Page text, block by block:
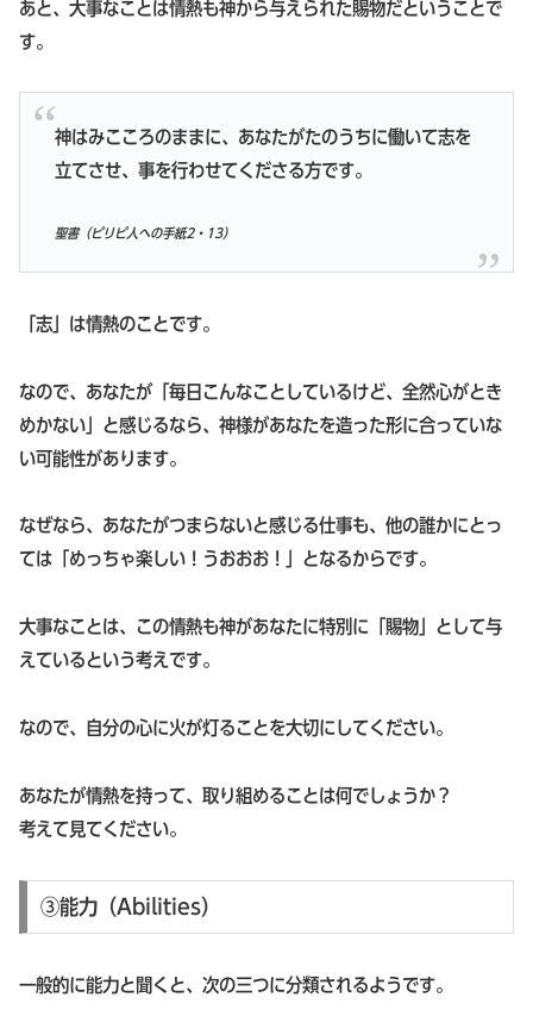
あと、大事なことは情熱も神から与えられた賜物だということで
す。
神はみこころのままに、あなたがたのうちに働いて志を
立てさせ、事を行わせてくださる方です。
聖書（ピリピ人への手紙2・13）
「志」は情熱のことです。
なので、あなたが「毎日こんなことしているけど、全然心がとき
めかない」と感じるなら、神様があなたを造った形に合っていな
い可能性があります。
なぜなら、あなたがつまらないと感じる仕事も、他の誰かにとっ
ては「めっちゃ楽しい！うおおお！」となるからです。
大事なことは、この情熱も神があなたに特別に「賜物」として与
えているという考えです。
なので、自分の心に火が灯ることを大切にしてください。
あなたが情熱を持って、取り組めることは何でしょうか？
考えて見てください。
③能力（Abilities）
一般的に能力と聞くと、次の三つに分類されるようです。